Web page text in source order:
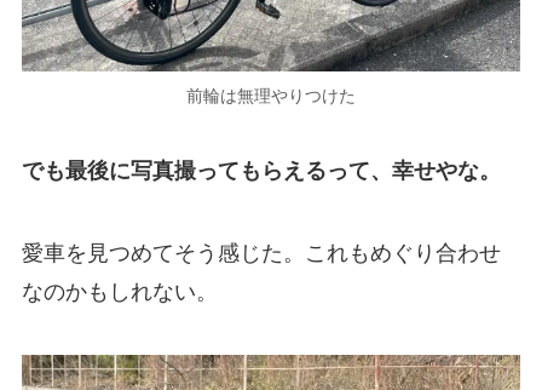
前輪は無理やりつけた
でも最後に写真撮ってもらえるって、幸せやな。
愛車を見つめてそう感じた。これもめぐり合わせ
なのかもしれない。